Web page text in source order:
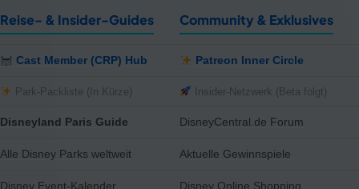
Reise- & Insider-Guides
Cast Member (CRP) Hub
Park-Packliste (In Kürze)
Disneyland Paris Guide
Alle Disney Parks weltweit
Disney Event-Kalender
Community & Exklusives
Patreon Inner Circle
Insider-Netzwerk (Beta folgt)
DisneyCentral.de Forum
Aktuelle Gewinnspiele
Disney Online Shopping